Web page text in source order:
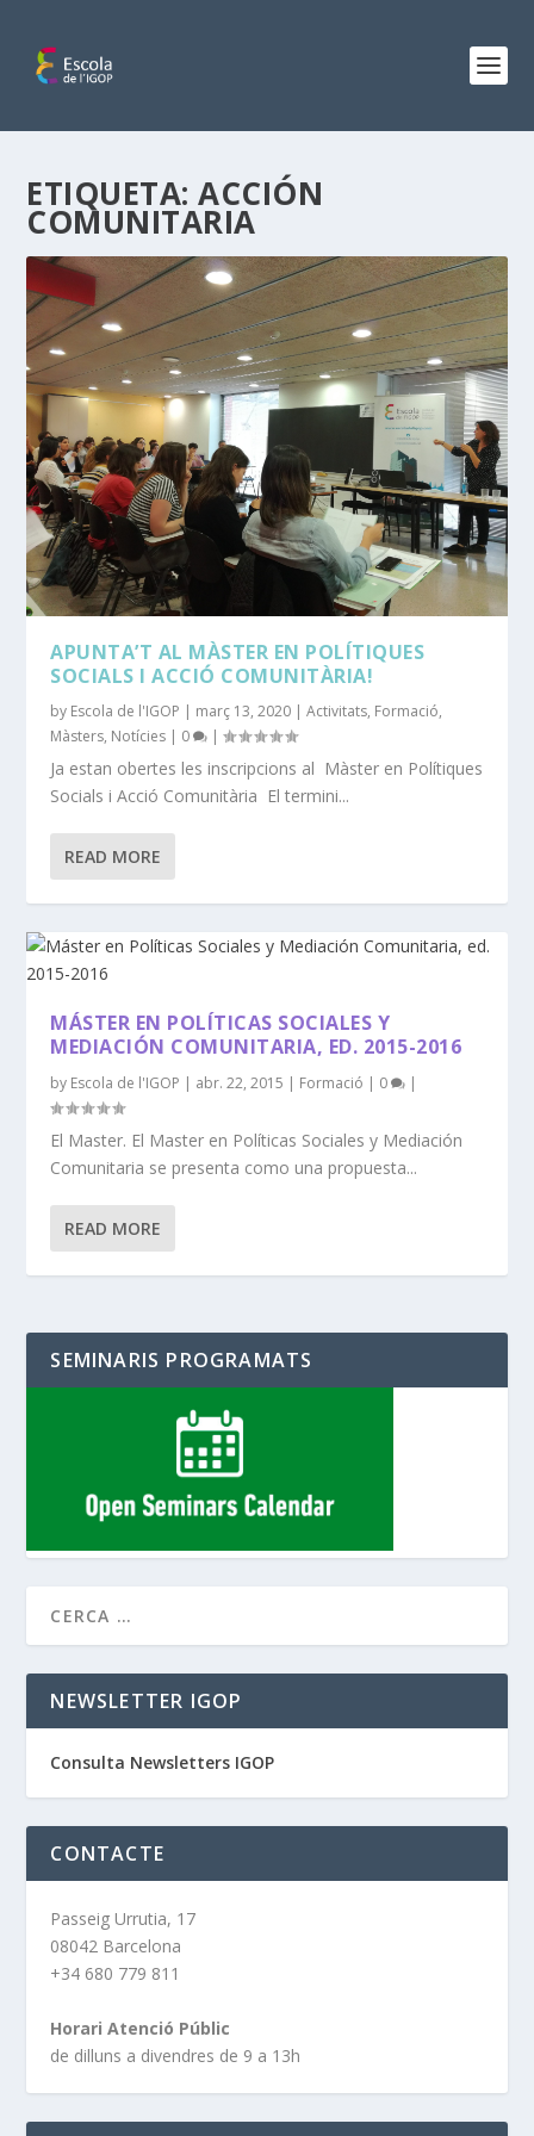
ETIQUETA:ACCIÓN
COMUNITARIA
APUNTA’T AL MÀSTER EN POLÍTIQUES
SOCIALS I ACCIÓ COMUNITÀRIA!
by Escola de l'IGOP | març 13, 2020 |Activitats, Formació,
Màsters, Notícies | 0 |
Ja estan obertes les inscripcions al Màster en Polítiques
Socials i Acció Comunitària El termini...
READ MORE
MÁSTER EN POLÍTICAS SOCIALES Y
MEDIACIÓN COMUNITARIA, ED. 2015-2016
by Escola de l'IGOP | abr. 22, 2015 | Formació | 0 |
El Master. El Master en Políticas Sociales y Mediación
Comunitaria se presenta como una propuesta...
READ MORE
SEMINARIS PROGRAMATS
NEWSLETTER IGOP
Consulta Newsletters IGOP
CONTACTE
Passeig Urrutia, 17
08042 Barcelona
+34 680 779 811
Horari Atenció Públic
de dilluns a divendres de 9 a 13h